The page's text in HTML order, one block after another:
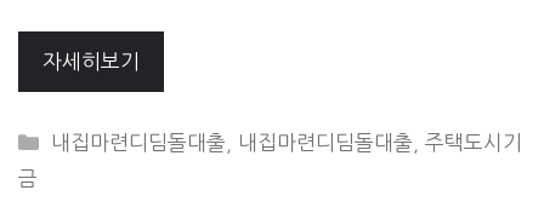
자세히보기
CATEGORIES
내집마련디딤돌대출 내집마련디딤돌대출 ,주택도시기
금